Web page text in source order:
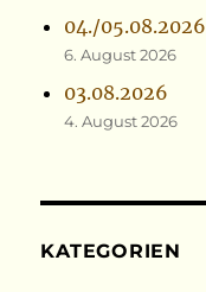
04./05.08.2026
6. August 2026
03.08.2026
4. August 2026
KATEGORIEN